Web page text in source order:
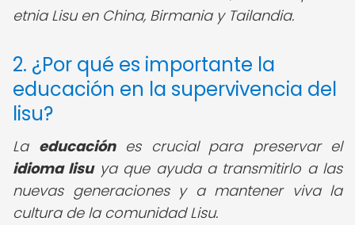
etnia Lisu en China, Birmania y Tailandia.
2. ¿Por qué es importante la
educación en la supervivencia del
lisu?
La educaciónes crucial para preservar el
idioma lisuya que ayuda a transmitirlo a las
nuevas generaciones y a mantener viva la
cultura de la comunidad Lisu.